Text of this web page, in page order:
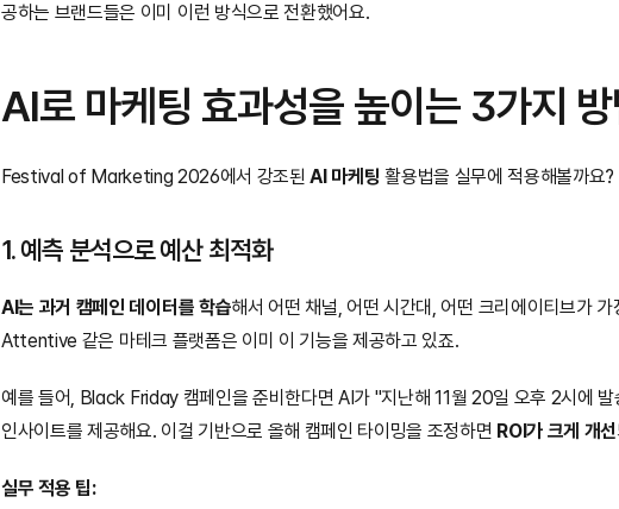
공하는 브랜드들은 이미 이런 방식으로 전환했어요.
AI로 마케팅 효과성을 높이는 3가지 방
Festival of Marketing 2026에서 강조된 AI 마케팅 활용법을 실무에 적용해볼까요?
1. 예측 분석으로 예산 최적화
AI는 과거 캠페인 데이터를 학습해서 어떤 채널, 어떤 시간대, 어떤 크리에이티브가
Attentive 같은 마테크 플랫폼은 이미 이 기능을 제공하고 있죠.
예를 들어, Black Friday 캠페인을 준비한다면 AI가 "지난해 11월 20일 오후 2시에
인사이트를 제공해요. 이걸 기반으로 올해 캠페인 타이밍을 조정하면 ROI가 크게 개선
실무 적용 팁: